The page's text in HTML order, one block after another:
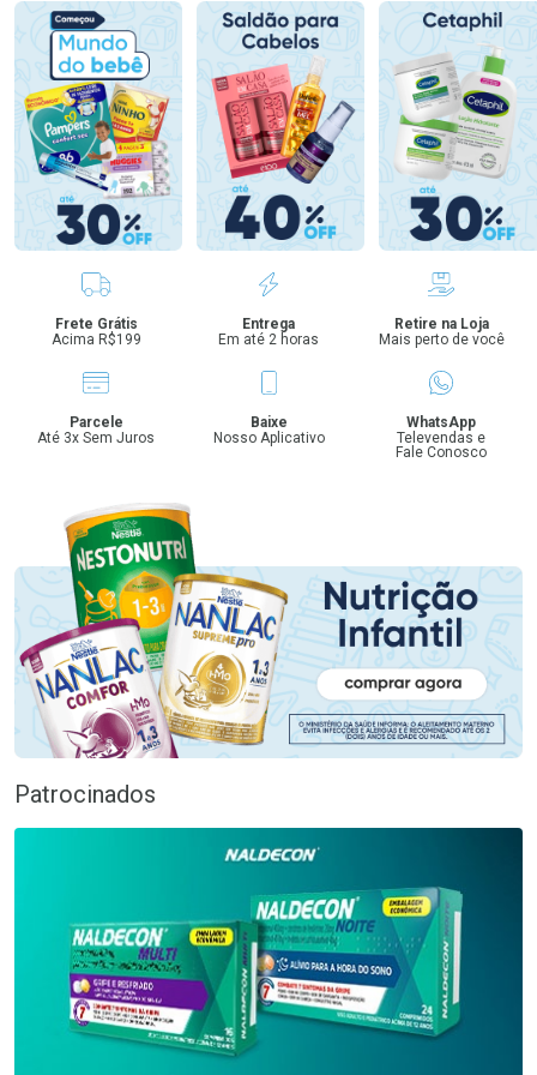
Benefícios
Frete Grátis
Acima R$199
Entrega
Em até 2 horas
Retire na Loja
Mais perto de você
Parcele
Até 3x Sem Juros
Baixe
Nosso Aplicativo
WhatsApp
Televendas e
Fale Conosco
Patrocinados